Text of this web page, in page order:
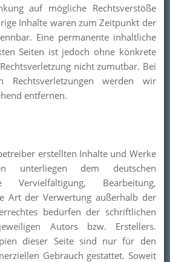
auf mögliche Rechtsverstöße
Inhalte waren zum Zeitpunkt der
Eine permanente inhaltliche
Seiten ist jedoch ohne konkrete
nicht zumutbar. Bei
Rechtsverletzungen werden wir
entfernen.
erstellten Inhalte und Werke
unterliegen dem deutschen
Vervielfältigung, Bearbeitung,
Art der Verwertung außerhalb der
bedürfen der schriftlichen
Autors bzw. Erstellers.
dieser Seite sind nur für den
Gebrauch gestattet. Soweit